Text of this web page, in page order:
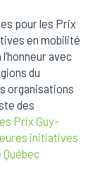
pour les Prix
en mobilité
avec
du
organisations
des
Prix Guy-
initiatives